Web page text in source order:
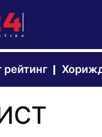
рейтинг